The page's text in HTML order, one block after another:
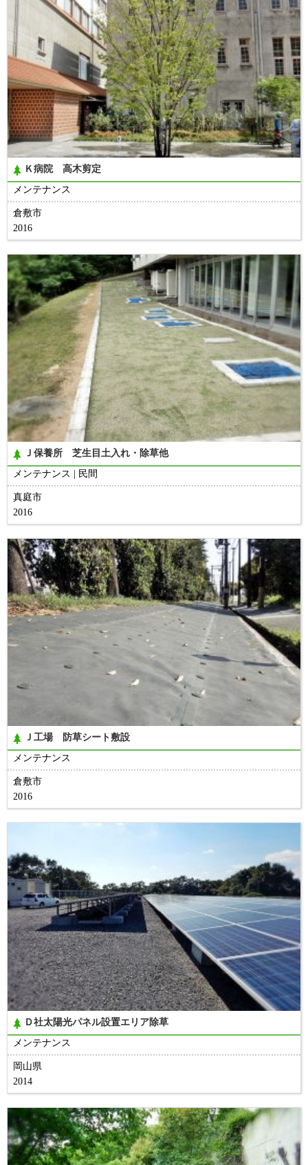
Ｋ病院 高木剪定
メンテナンス
倉敷市
2016
Ｊ保養所 芝生目土入れ・除草他
メンテナンス
民間
真庭市
2016
Ｊ工場 防草シート敷設
メンテナンス
倉敷市
2016
Ｄ社太陽光パネル設置エリア除草
メンテナンス
岡山県
2014